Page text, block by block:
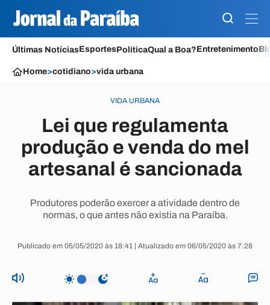
Últimas NotíciasEsportesPolíticaQual a Boa?Entretenimento
Home>cotidiano>vida urbana
VIDA URBANA
Lei que regulamenta
produção e venda do mel
artesanal é sancionada
Produtores poderão exercer a atividade dentro de
normas, o que antes não existia na Paraíba.
Publicado em 05/05/2020 às 18:41 | Atualizado em 06/05/2020 às 7:28